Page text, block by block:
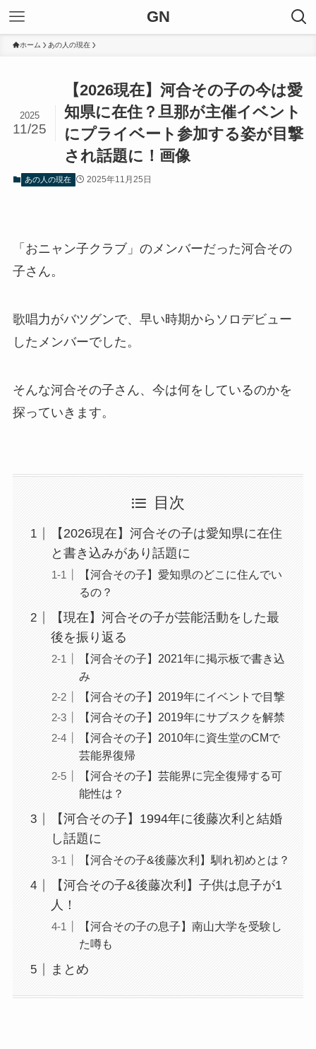
GN
ホーム あの人の現在
【2026現在】河合その子の今は愛
知県に在住？旦那が主催イベント
にプライベート参加する姿が目撃
され話題に！画像
2025
11/25
あの人の現在 2025年11月25日
「おニャン子クラブ」のメンバーだった河合その
子さん。
歌唱力がバツグンで、早い時期からソロデビュー
したメンバーでした。
そんな河合その子さん、今は何をしているのかを
探っていきます。
目次
【2026現在】河合その子は愛知県に在住
と書き込みがあり話題に
【河合その子】愛知県のどこに住んでい
るの？
【現在】河合その子が芸能活動をした最
後を振り返る
【河合その子】2021年に掲示板で書き込
み
【河合その子】2019年にイベントで目撃
【河合その子】2019年にサブスクを解禁
【河合その子】2010年に資生堂のCMで
芸能界復帰
【河合その子】芸能界に完全復帰する可
能性は？
【河合その子】1994年に後藤次利と結婚
し話題に
【河合その子&後藤次利】馴れ初めとは？
【河合その子&後藤次利】子供は息子が1
人！
【河合その子の息子】南山大学を受験し
た噂も
まとめ